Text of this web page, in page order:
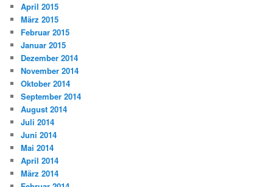
April 2015
März 2015
Februar 2015
Januar 2015
Dezember 2014
November 2014
Oktober 2014
September 2014
August 2014
Juli 2014
Juni 2014
Mai 2014
April 2014
März 2014